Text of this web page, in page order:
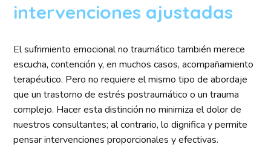
intervenciones ajustadas
El sufrimiento emocional no traumático también merece
escucha, contención y, en muchos casos, acompañamiento
terapéutico. Pero no requiere el mismo tipo de abordaje
que un trastorno de estrés postraumático o un trauma
complejo. Hacer esta distinción no minimiza el dolor de
nuestros consultantes; al contrario, lo dignifica y permite
pensar intervenciones proporcionales y efectivas.